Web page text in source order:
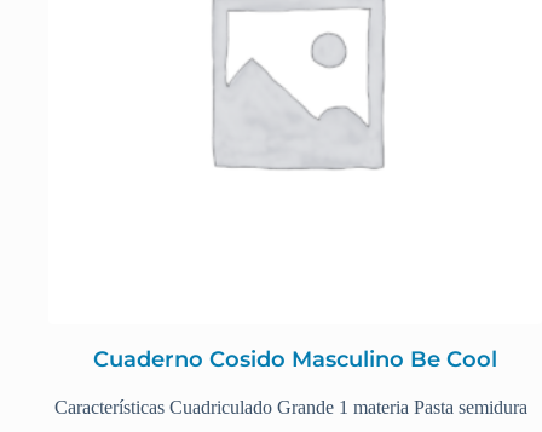
Cuaderno Cosido Masculino Be Cool
Características Cuadriculado Grande 1 materia Pasta semidura